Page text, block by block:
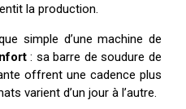
la production.
simple d’une machine de
: sa barre de soudure de
offrent une cadence plus
varient d’un jour à l’autre.